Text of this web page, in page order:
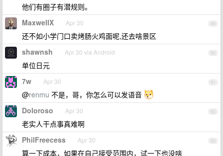
他们有圈子有潜规则。
89
MaxwellX Apr 30
还不如小学门口卖烤肠火鸡面呢,还去啥景区
90
shawnsh Apr 30 via Android
单位日元
91
7w Apr 30
@renmu 不是，哥，你怎么可以发语音
92
Doloroso Apr 30
老实人干点事真难啊
93
PhilFreecess Apr 30
算一下成本，如果在自己接受范围内，试一下也没啥